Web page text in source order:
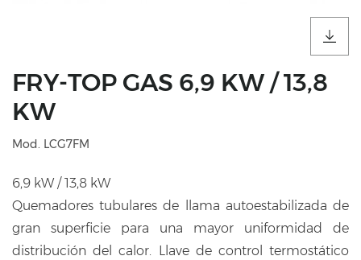
FRY-TOP GAS 6,9 KW / 13,8
KW
Mod. LCG7FM
6,9 kW / 13,8 kW
Quemadores tubulares de llama autoestabilizada de
gran superficie para una mayor uniformidad de
distribución del calor. Llave de control termostático